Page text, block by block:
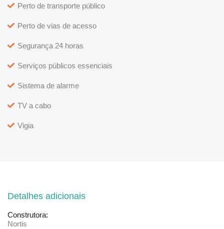
Perto de transporte público
Perto de vias de acesso
Segurança 24 horas
Serviços públicos essenciais
Sistema de alarme
TV a cabo
Vigia
Detalhes adicionais
Construtora:
Nortis